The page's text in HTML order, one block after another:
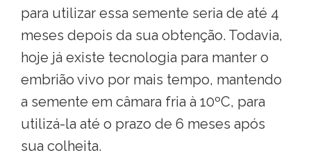
para utilizar essa semente seria de até 4
meses depois da sua obtenção. Todavia,
hoje já existe tecnologia para manter o
embrião vivo por mais tempo, mantendo
a semente em câmara fria à 10ºC, para
utilizá-la até o prazo de 6 meses após
sua colheita.